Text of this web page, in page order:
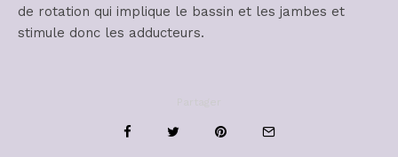
de rotation qui implique le bassin et les jambes et
stimule donc les adducteurs.